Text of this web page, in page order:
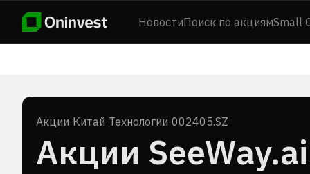
НовостиПоиск по акциямSmall
Акции·Китай·Технологии·002405.SZ
Акции